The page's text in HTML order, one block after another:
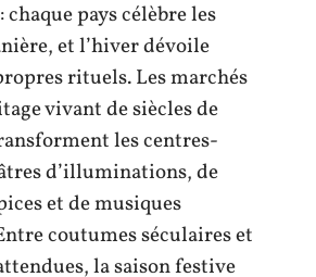
pays célèbre les
et l’hiver dévoile
rituels. Les marchés
vivant de siècles de
les centres-
d’illuminations, de
et de musiques
coutumes séculaires et
la saison festive